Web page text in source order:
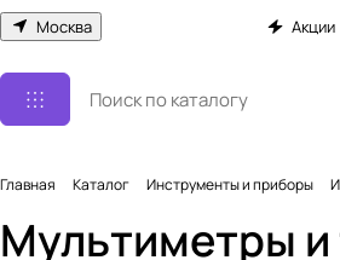
Москва Акции
Главная Каталог Инструменты и приборы
Мультиметры